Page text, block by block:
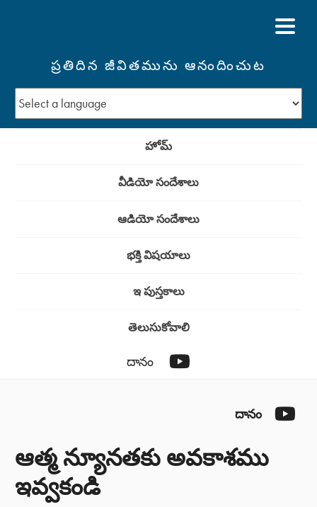
ప్రతిదిన జీవితమును ఆనందించుట
హోమ్
వీడియో సందేశాలు
ఆడియో సందేశాలు
భక్తి విషయాలు
ఇ పుస్తకాలు
తెలుసుకోవాలి
దానం YouTube
దానం
ఆత్మ న్యూనతకు అవకాశము
ఇవ్వకండి